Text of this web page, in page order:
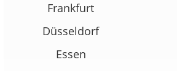
Frankfurt
Düsseldorf
Essen